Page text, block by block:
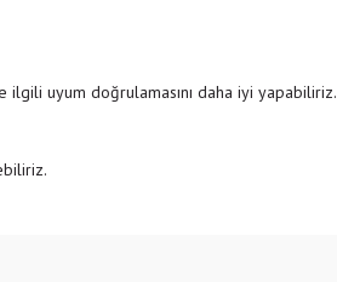
ilgili uyum doğrulamasını daha iyi yapabiliriz.